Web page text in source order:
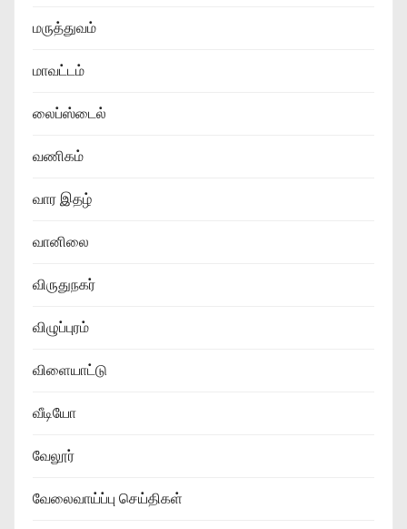
மருத்துவம்
மாவட்டம்
லைப்ஸ்டைல்
வணிகம்
வார இதழ்
வானிலை
விருதுநகர்
விழுப்புரம்
விளையாட்டு
வீடியோ
வேலூர்
வேலைவாய்ப்பு செய்திகள்